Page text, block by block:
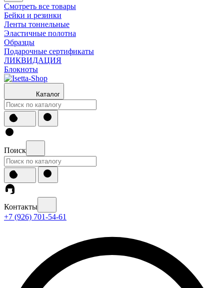
Смотреть все товары
Бейки и резинки
Ленты тоннельные
Эластичные полотна
Образцы
Подарочные сертификаты
ЛИКВИДАЦИЯ
Блокноты
Каталог
Поиск
Контакты
+7 (926) 701-54-61